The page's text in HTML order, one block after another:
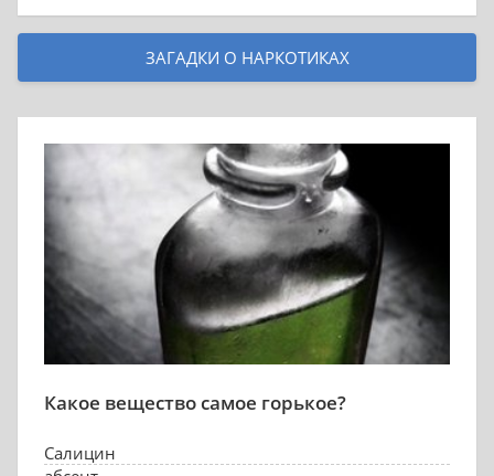
ЗАГАДКИ О НАРКОТИКАХ
Какое вещество самое горькое?
Салицин